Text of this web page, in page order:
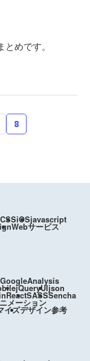
めです。
8
iOSjavascript
Webサービス
GoogleAnalysis
jQueryUIjson
ReactSASSSencha
メーション
イズデザイン参考